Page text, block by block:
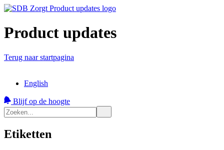
Product updates
Terug naar startpagina
English
Blijf op de hoogte
Etiketten